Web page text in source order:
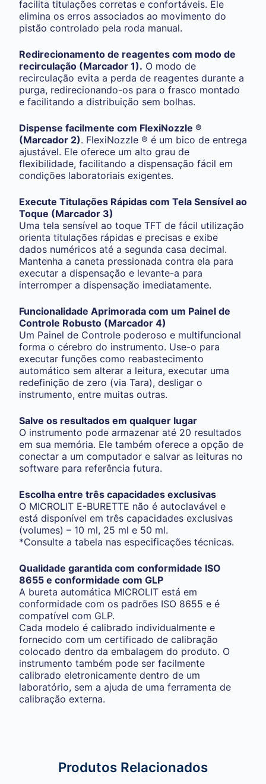
facilita titulações corretas e confortáveis. Ele
elimina os erros associados ao movimento do
pistão controlado pela roda manual.
Redirecionamento de reagentes com modo de
recirculação (Marcador 1). O modo de
recirculação evita a perda de reagentes durante a
purga, redirecionando-os para o frasco montado
e facilitando a distribuição sem bolhas.
Dispense facilmente com FlexiNozzle ®
(Marcador 2). FlexiNozzle ® é um bico de entrega
ajustável. Ele oferece um alto grau de
flexibilidade, facilitando a dispensação fácil em
condições laboratoriais exigentes.
Execute Titulações Rápidas com Tela Sensível ao
Toque (Marcador 3)
Uma tela sensível ao toque TFT de fácil utilização
orienta titulações rápidas e precisas e exibe
dados numéricos até a segunda casa decimal.
Mantenha a caneta pressionada contra ela para
executar a dispensação e levante-a para
interromper a dispensação imediatamente.
Funcionalidade Aprimorada com um Painel de
Controle Robusto (Marcador 4)
Um Painel de Controle poderoso e multifuncional
forma o cérebro do instrumento. Use-o para
executar funções como reabastecimento
automático sem alterar a leitura, executar uma
redefinição de zero (via Tara), desligar o
instrumento, entre muitas outras.
Salve os resultados em qualquer lugar
O instrumento pode armazenar até 20 resultados
em sua memória. Ele também oferece a opção de
conectar a um computador e salvar as leituras no
software para referência futura.
Escolha entre três capacidades exclusivas
O MICROLIT E-BURETTE não é autoclavável e
está disponível em três capacidades exclusivas
(volumes) – 10 ml, 25 ml e 50 ml.
*Consulte a tabela nas especificações técnicas.
Qualidade garantida com conformidade ISO
8655 e conformidade com GLP
A bureta automática MICROLIT está em
conformidade com os padrões ISO 8655 e é
compatível com GLP.
Cada modelo é calibrado individualmente e
fornecido com um certificado de calibração
colocado dentro da embalagem do produto. O
instrumento também pode ser facilmente
calibrado eletronicamente dentro de um
laboratório, sem a ajuda de uma ferramenta de
calibração externa.
Produtos Relacionados